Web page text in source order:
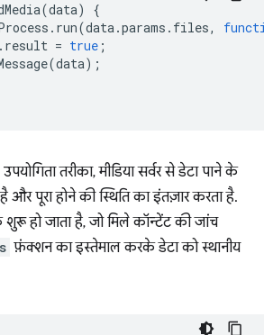
(data)
{
. run(data.params . files,
. result = true ;
(data);
उपयोगिता तरीका, मीडिया सर्वर से डेटा पाने के
और पूरा होने की स्थिति का इंतज़ार करता है.
हो जाता है, जो मिले कॉन्टेंट की जांच
फ़ंक्शन का इस्तेमाल करके डेटा को स्थानीय